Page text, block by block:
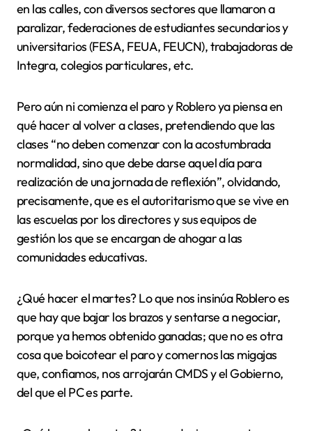
en las calles, con diversos sectores que llamaron a
paralizar, federaciones de estudiantes secundarios y
universitarios (FESA, FEUA, FEUCN), trabajadoras de
Integra, colegios particulares, etc.
Pero aún ni comienza el paro y Roblero ya piensa en
qué hacer al volver a clases, pretendiendo que las
clases “no deben comenzar con la acostumbrada
normalidad, sino que debe darse aquel día para
realización de una jornada de reflexión”, olvidando,
precisamente, que es el autoritarismo que se vive en
las escuelas por los directores y sus equipos de
gestión los que se encargan de ahogar a las
comunidades educativas.
¿Qué hacer el martes? Lo que nos insinúa Roblero es
que hay que bajar los brazos y sentarse a negociar,
porque ya hemos obtenido ganadas; que no es otra
cosa que boicotear el paro y comernos las migajas
que, confiamos, nos arrojarán CMDS y el Gobierno,
del que el PC es parte.